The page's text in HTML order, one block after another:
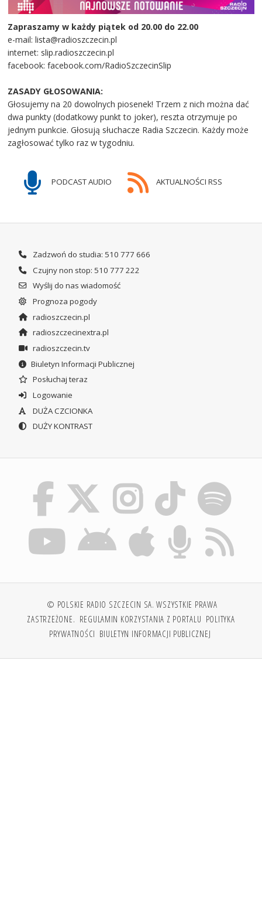
Zapraszamy w każdy piątek od 20.00 do 22.00
e-mail: lista@radioszczecin.pl
internet: slip.radioszczecin.pl
facebook: facebook.com/RadioSzczecinSlip
ZASADY GŁOSOWANIA:
Głosujemy na 20 dowolnych piosenek! Trzem z nich można dać
dwa punkty (dodatkowy punkt to joker), reszta otrzymuje po
jednym punkcie. Głosują słuchacze Radia Szczecin. Każdy może
zagłosować tylko raz w tygodniu.
PODCAST AUDIO AKTUALNOŚCI RSS
Zadzwoń do studia: 510 777 666
Czujny non stop: 510 777 222
Wyślij do nas wiadomość
Prognoza pogody
radioszczecin.pl
radioszczecinextra.pl
radioszczecin.tv
Biuletyn Informacji Publicznej
Posłuchaj teraz
Logowanie
DUŻA CZCIONKA
DUŻY KONTRAST
© POLSKIE RADIO SZCZECIN SA. WSZYSTKIE PRAWA
ZASTRZEŻONE. REGULAMIN KORZYSTANIA Z PORTALU POLITYKA
PRYWATNOŚCI BIULETYN INFORMACJI PUBLICZNEJ